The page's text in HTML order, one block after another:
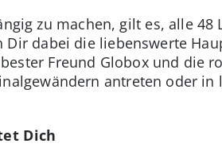
zu machen, gilt es, alle 48
dabei die liebenswerte
Freund Globox und die
antreten oder
Dich